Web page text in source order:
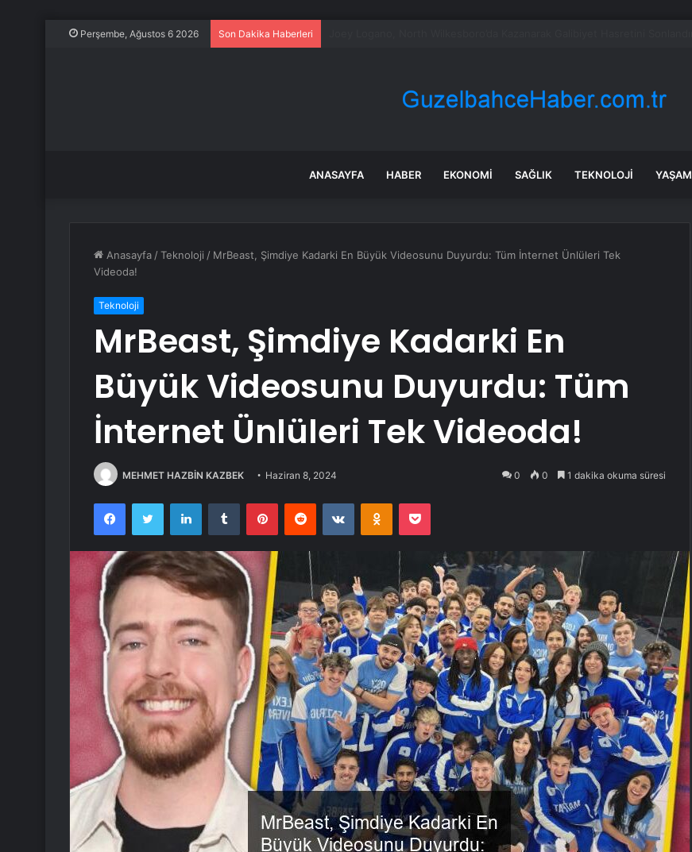
Perşembe, Ağustos 6 2026 Son Dakika Haberleri
ANASAYFA HABER EKONOMI SAĞLIK TEKNOLOJI YAŞAM
Anasayfa /Teknoloji / MrBeast, Şimdiye Kadarki En Büyük Videosunu Duyurdu: Tüm İnternet Ünlüleri Tek
Videoda!
Teknoloji
MrBeast, Şimdiye Kadarki En
Büyük Videosunu Duyurdu: Tüm
İnternet Ünlüleri Tek Videoda!
MEHMET HAZBİN KAZBEK Haziran 8, 2024 0 0 1 dakika okuma süresi
FacebookTwitter LinkedInTumblr PinterestReddit VKontakteOdnoklassniki
Pocket